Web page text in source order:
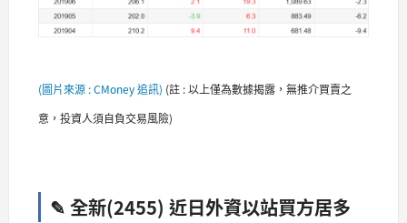
(圖片來源 : CMoney 追訊) (註 : 以上僅為數據揭露，無推介買賣之
意，投資人須自負交易風險)
✎ 全新(2455) 近日外資以站買方居多